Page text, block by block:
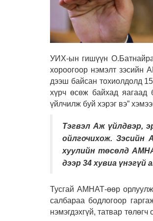
УИХ-ын гишүүн
хороогоор нэмэлт зэсийн
дээш байсан тохиолдолд
хүрч өсөж байхад яагаад
үйлчилж буй хэрэг вэ”
Тэгвэл Аж үйлдвэр,
ойлгочихож.
хуулийн төсөлд
дээр 34 хувиа
Тусгай АМНАТ-өөр орлуулж
салбараа бодлогоор
нэмэгдэхгүй, татвар